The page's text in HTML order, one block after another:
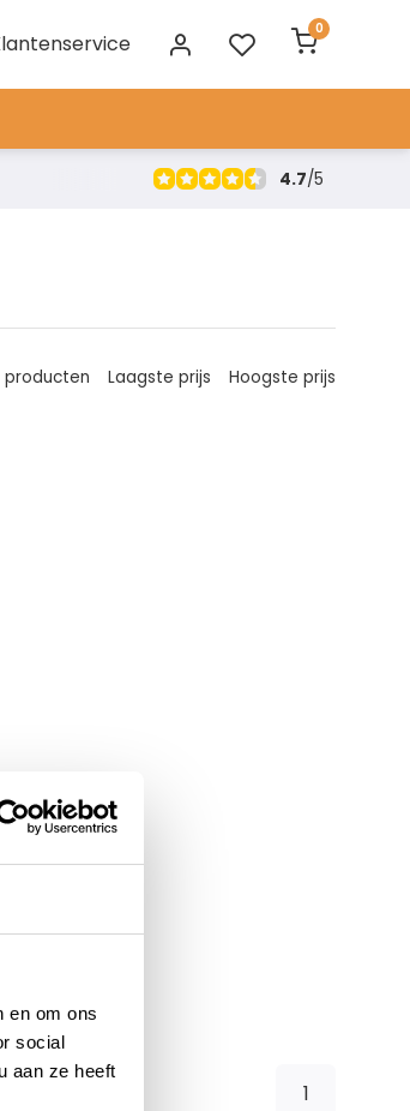
en om ons
social
aan ze heeft
0
4.7/5
producten Laagste prijs Hoogste prijs
1